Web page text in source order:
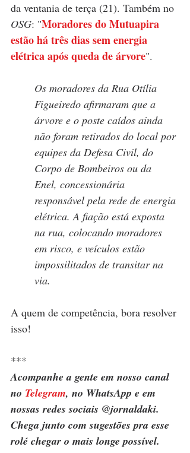
da ventania de terça (21). Também no
OSG: "Moradores do Mutuapira
estão há três dias sem energia
elétrica após queda de árvore".
Os moradores da Rua Otília
Figueiredo afirmaram que a
árvore e o poste caídos ainda
não foram retirados do local por
equipes da Defesa Civil, do
Corpo de Bombeiros ou da
Enel, concessionária
responsável pela rede de energia
elétrica. A fiação está exposta
na rua, colocando moradores
em risco, e veículos estão
impossilitados de transitar na
via.
A quem de competência, bora resolver
isso!
***
Acompanhe a gente em nosso canal
no Telegram, no WhatsApp e em
nossas redes sociais @jornaldaki.
Chega junto com sugestões pra esse
rolé chegar o mais longe possível.